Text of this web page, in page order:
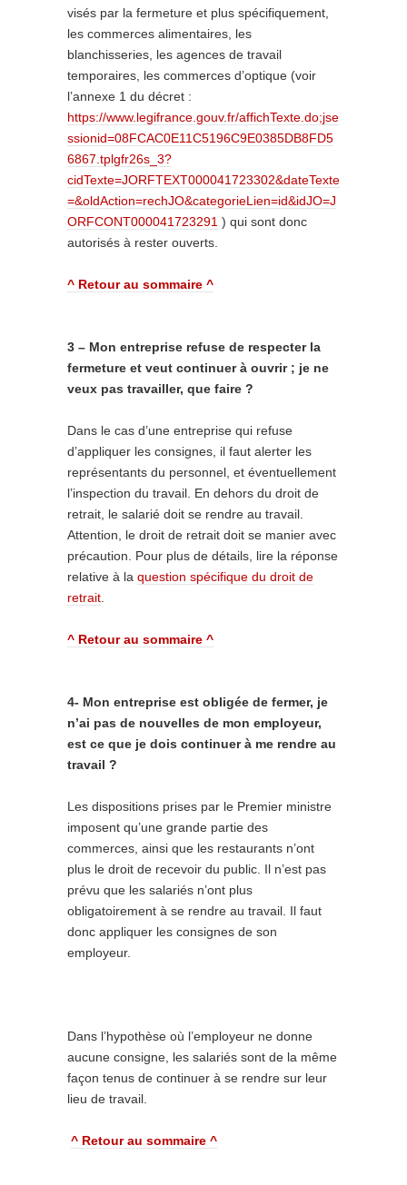
visés par la fermeture et plus spécifiquement,
les commerces alimentaires, les
blanchisseries, les agences de travail
temporaires, les commerces d’optique (voir
l’annexe 1 du décret :
https://www.legifrance.gouv.fr/affichTexte.do;jse
ssionid=08FCAC0E11C5196C9E0385DB8FD5
6867.tplgfr26s_3?
cidTexte=JORFTEXT000041723302&dateTexte
=&oldAction=rechJO&categorieLien=id&idJO=J
ORFCONT000041723291 ) qui sont donc
autorisés à rester ouverts.
^ Retour au sommaire ^
3 – Mon entreprise refuse de respecter la
fermeture et veut continuer à ouvrir ; je ne
veux pas travailler, que faire ?
Dans le cas d’une entreprise qui refuse
d’appliquer les consignes, il faut alerter les
représentants du personnel, et éventuellement
l’inspection du travail. En dehors du droit de
retrait, le salarié doit se rendre au travail.
Attention, le droit de retrait doit se manier avec
précaution. Pour plus de détails, lire la réponse
relative à la question spécifique du droit de
retrait
^ Retour au sommaire ^
4- Mon entreprise est obligée de fermer, je
n’ai pas de nouvelles de mon employeur,
est ce que je dois continuer à me rendre au
travail ?
Les dispositions prises par le Premier ministre
imposent qu’une grande partie des
commerces, ainsi que les restaurants n’ont
plus le droit de recevoir du public. Il n’est pas
prévu que les salariés n’ont plus
obligatoirement à se rendre au travail. Il faut
donc appliquer les consignes de son
employeur.
Dans l’hypothèse où l’employeur ne donne
aucune consigne, les salariés sont de la même
façon tenus de continuer à se rendre sur leur
lieu de travail.
^ Retour au sommaire ^